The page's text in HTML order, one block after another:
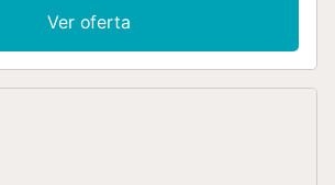
de dos dormitorios, con capacidad
Parking gratuito en
vehículo propio. Vivienda con
Ver oferta